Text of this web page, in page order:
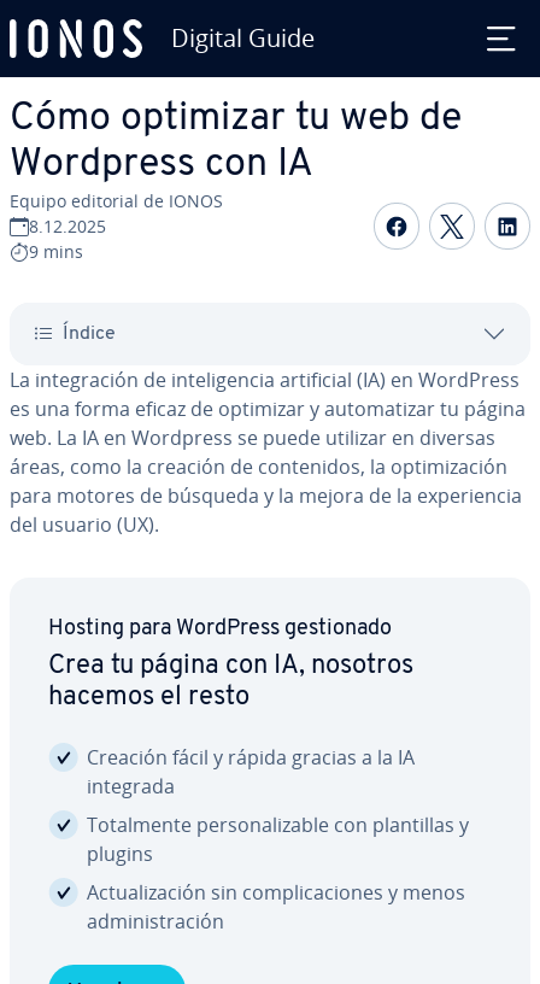
Digital Guide
Cómo optimizar tu web de
Wordpress con IA
Equipo editorial de IONOS
8.12.2025
9 mins
Compartir
Índice
La in­te­gra­ción de in­te­li­ge­n­cia ar­ti­fi­cial (IA) en WordPress
es una forma eficaz de optimizar y au­to­ma­ti­zar tu página
web. La IA en Wordpress se puede utilizar en diversas
áreas, como la creación de co­n­te­ni­dos, la op­ti­mi­za­ción
para motores de búsqueda y la mejora de la ex­pe­rie­n­cia
del usuario (UX).
Hosting para WordPress ge­s­tio­na­do
Crea tu página con IA, nosotros
hacemos el resto
Creación fácil y rápida gracias a la IA
integrada
To­ta­l­me­n­te pe­r­so­na­li­za­ble con pla­n­ti­llas y
plugins
Ac­tua­li­za­ción sin co­m­pli­ca­cio­nes y menos
ad­mi­ni­s­tra­ción